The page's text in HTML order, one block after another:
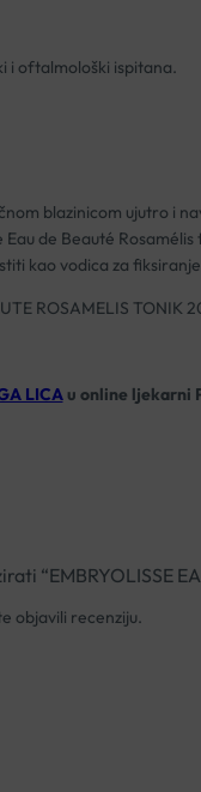
i oftalmološki ispitana.
blazinicom ujutro i
Eau de Beauté
kao vodica za
ROSAMELIS TONIK
LICAu online ljekarni
“EMBRYOLISSE
objavili recenziju.